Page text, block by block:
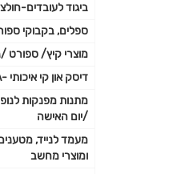
ביגוד לעובדים-
ספלים, בקבוקי
מוצרי קיץ/ ספורט
דיסק און קי איכותי -Grade A ומוצרי מחשב
מתנות מפנקות
/יום האישה
מעמד לנייד,
ומוצרי מחשב